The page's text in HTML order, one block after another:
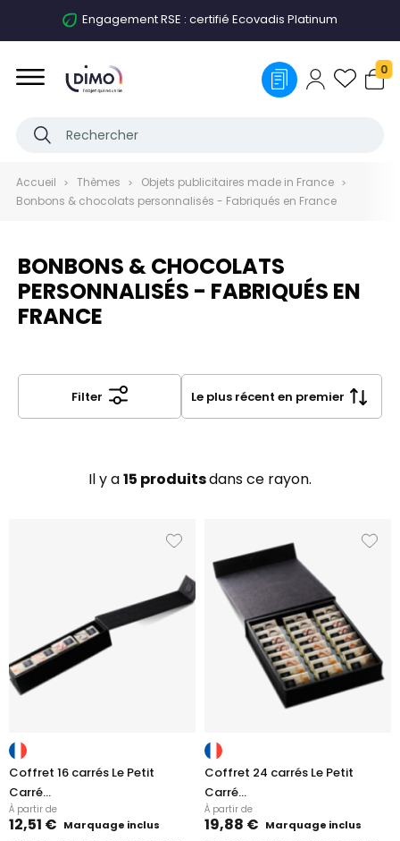
Engagement RSE : certifié Ecovadis Platinum
0
Accueil Thèmes
Objets publicitaires made in France
Bonbons & chocolats personnalisés - Fabriqués en France
BONBONS & CHOCOLATS
PERSONNALISÉS - FABRIQUÉS EN
FRANCE
Filter Le plus récent en premier
Il y a15 produitsdans ce rayon.
Coffret 16 carrés Le Petit
Carré...
À partir de
12,51 € Marquage inclus
Coffret 24 carrés Le Petit
Carré...
À partir de
19,88 € Marquage inclus